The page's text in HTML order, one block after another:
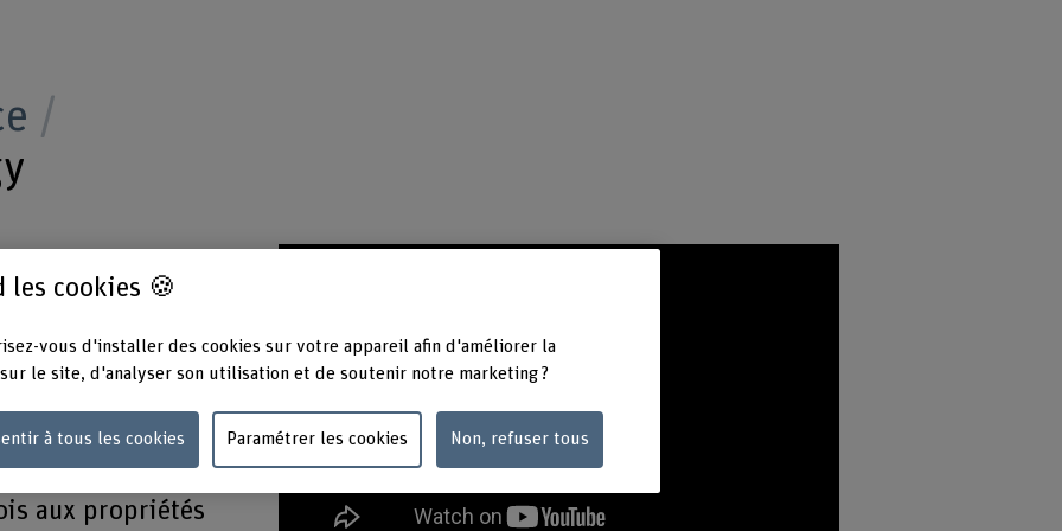
ingénieur-e civil-
et vous souhaitez
sur l’utilisation
ou à temps
dans les
aux propriétés
les cookies 🍪
vous d'installer des cookies sur votre appareil afin d'améliorer la
le site, d'analyser son utilisation et de soutenir notre marketing ?
à tous les cookies Paramétrer les cookies Non, refuser tous